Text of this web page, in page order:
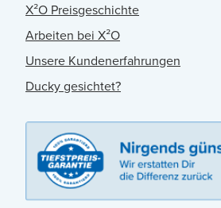
X²O Preisgeschichte
Arbeiten bei X²O
Unsere Kundenerfahrungen
Ducky gesichtet?